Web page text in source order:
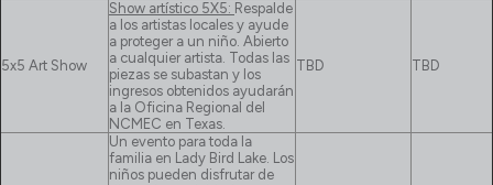
5x5 Art Show
Show artístico 5X5: Respalde
a los artistas locales y ayude
a proteger a un niño. Abierto
a cualquier artista. Todas las
piezas se subastan y los
ingresos obtenidos ayudarán
a la Oficina Regional del
NCMEC en Texas.
TBD TBD
Un evento para toda la
familia en Lady Bird Lake. Los
niños pueden disfrutar de